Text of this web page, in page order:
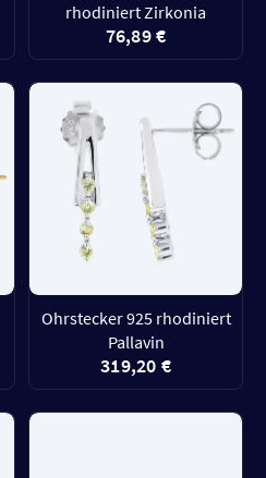
rhodiniert Zirkonia
76,89 €
Ohrstecker 925 rhodiniert
Pallavin
319,20 €